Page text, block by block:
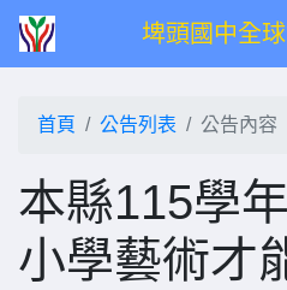
埤頭國中全
首頁 公告列表 公告內容
本縣115學
小學藝術才